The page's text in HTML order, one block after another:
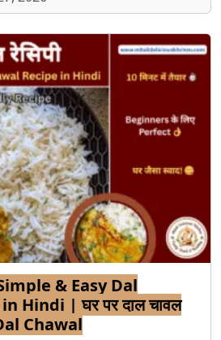
Simple & Easy Dal
Hindi | घर पर दाल चावल
Chawal